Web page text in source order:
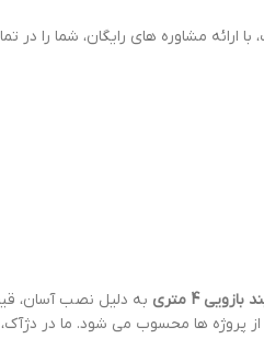
با ارائه مشاوره های رایگان، شما را در
بازویی 4 متری
به دلیل نصب آسان،
پروژه ها محسوب می شود. ما در